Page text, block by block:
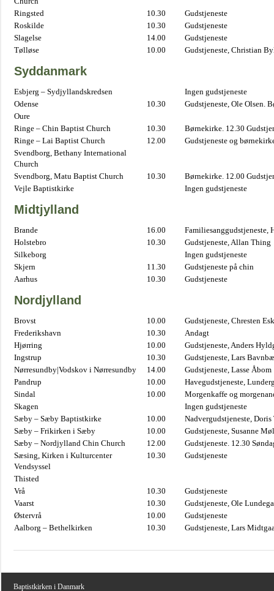
Ringsted 10.30
Gudstjeneste
Roskilde
10.30
Gudstjeneste
Slagelse
14.00
Gudstjeneste
Tølløse
10.00 Gudstjeneste, Christian
Syddanmark
Esbjerg – Sydjyllandskredsen
Ingen gudstjeneste
Odense
10.30
Gudstjeneste, Ole Olsen.
Oure
Ringe – Chin Baptist Church
10.30
Børnekirke. 12.30
Ringe – Lai Baptist Church
12.00
Gudstjeneste og
Svendborg, Bethany International
Church
Svendborg, Matu Baptist Church
10.30
Børnekirke. 12.00
Vejle Baptistkirke
Ingen gudstjeneste
Midtjylland
Brande 16.00
Familiesanggudstjeneste,
Holstebro
10.30
Gudstjeneste, Allan Thing
Silkeborg
Ingen gudstjeneste
Skjern
11.30
Gudstjeneste på chin
Aarhus
10.30 Gudstjeneste
Nordjylland
Brovst 10.00
Gudstjeneste, Chresten
Frederikshavn
10.30
Andagt
Hjørring
10.00
Gudstjeneste, Anders
Ingstrup
10.30
Gudstjeneste, Lars
Nørresundby|Vodskov i Nørresundby
14.00
Gudstjeneste, Lasse Åbom
Pandrup
10.00
Havegudstjeneste,
Sindal
10.00
Morgenkaffe og
Skagen
Ingen gudstjeneste
Sæby – Sæby Baptistkirke
10.00
Nadvergudstjeneste,
Sæby – Frikirken i Sæby
10.00
Gudstjeneste, Susanne
Sæby – Nordjylland Chin Church
12.00
Gudstjeneste. 12.30
Sæsing, Kirken i Kulturcenter
Vendsyssel
10.30 Gudstjeneste
Thisted
Vrå
10.30
Gudstjeneste
Vaarst
10.30
Gudstjeneste, Ole
Østervrå
10.00
Gudstjeneste
Aalborg – Bethelkirken
10.30 Gudstjeneste, Lars
Baptistkirken i Danmark